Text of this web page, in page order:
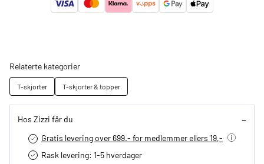
Relaterte kategorier
T-skjorter T-skjorter & topper
Hos Zizzi får du
Gratis levering over 699.- for medlemmer ellers 19,-
Rask levering: 1-5 hverdager